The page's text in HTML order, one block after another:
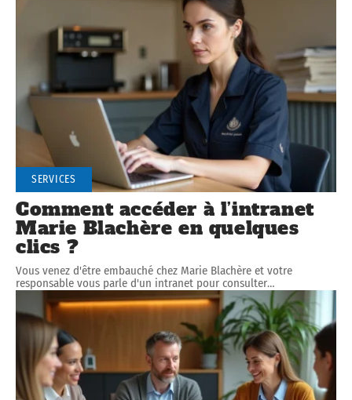
SERVICES
Comment accéder à l’intranet
Marie Blachère en quelques
clics ?
Vous venez d'être embauché chez Marie Blachère et votre
responsable vous parle d'un intranet pour consulter…